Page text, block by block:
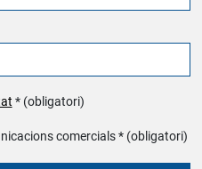
* (obligatori)
comercials * (obligatori)